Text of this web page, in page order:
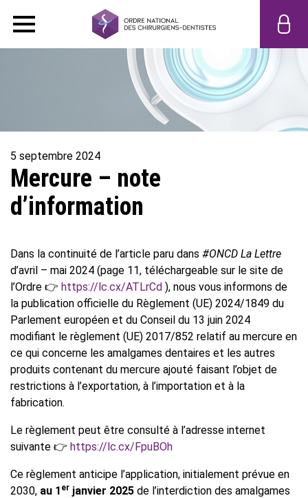
5 septembre 2024
Mercure – note
d’information
Dans la continuité de l’article paru dans #ONCD La Lettre
d’avril – mai 2024 (page 11, téléchargeable sur le site de
l’Ordre 👉 https://lc.cx/ATLrCd ), nous vous informons de
la publication officielle du Règlement (UE) 2024/1849 du
Parlement européen et du Conseil du 13 juin 2024
modifiant le règlement (UE) 2017/852 relatif au mercure en
ce qui concerne les amalgames dentaires et les autres
produits contenant du mercure ajouté faisant l’objet de
restrictions à l’exportation, à l’importation et à la
fabrication.
Le règlement peut être consulté à l’adresse internet
suivante 👉 https://lc.cx/FpuBOh
Ce règlement anticipe l’application, initialement prévue en
2030, au 1 er janvier 2025 de l’interdiction des amalgames